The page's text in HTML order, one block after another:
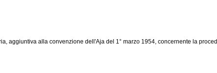
alla convenzione dell'Aja del 1° marzo 1954, concernente la